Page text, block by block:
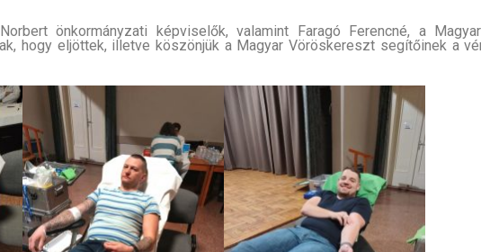
önkormányzati képviselők, valamint Faragó Ferencné, a
hogy eljöttek, illetve köszönjük a Magyar Vöröskereszt segítőinek a